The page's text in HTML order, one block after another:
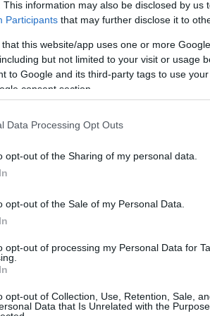
This information may also be disclosed by us
Participants that may further disclose it to
that this website/app uses one or more
but not limited to your visit or usage
to Google and its third-party tags to use
consent section.
Data Processing Opt Outs
opt-out of the Sharing of my personal data.
opt-out of the Sale of my Personal Data.
opt-out of processing my Personal Data for
opt-out of Collection, Use, Retention, Sale,
Data that Is Unrelated with the
sütéshez, cserébe igencsak nehéz,
állótáborra. És egyfajta
első kettőnél némileg nehezebb, de
és közepes hatékonysággal sütésre is
tartom, hogy az két átellenes
a tűz fölé is belógatható.
legyen – a névadó szerepén túl
kötöttem ki sok évvel ezelőtt a Tatonka
egy fazék jellegű alsó résszel,
a nyele levehető, tehát összesen